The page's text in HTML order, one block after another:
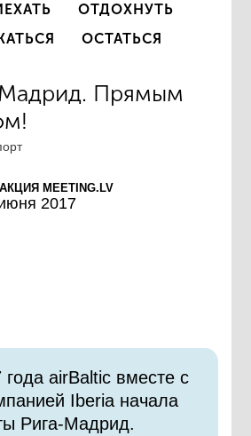
ОТДОХНУТЬ
ОСТАТЬСЯ
Прямым
MEETING.LV
2017
airBaltic вместе с
Iberia начала
Рига-Мадрид.